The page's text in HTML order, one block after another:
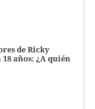
de Ricky
años: ¿A quién